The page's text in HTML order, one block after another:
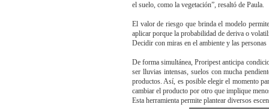
el suelo, como la vegetación”, resaltó de Paula.
El valor de riesgo que brinda el modelo
aplicar porque la probabilidad de deriva o
Decidir con miras en el ambiente y las personas
De forma simultánea, Proripest anticipa
ser lluvias intensas, suelos con mucha
productos. Así, es posible elegir el momento
cambiar el producto por otro que implique
Esta herramienta permite plantear diversos